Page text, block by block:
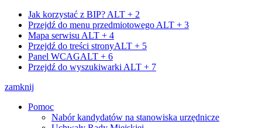
Jak korzystać z BIP? ALT + 2
Przejdź do menu przedmiotowego ALT + 3
Mapa serwisu ALT + 4
Przejdź do treści stronyALT + 5
Panel WCAGALT + 6
Przejdź do wyszukiwarki ALT + 7
zamknij
Pomoc
Nabór kandydatów na stanowiska urzędnicze